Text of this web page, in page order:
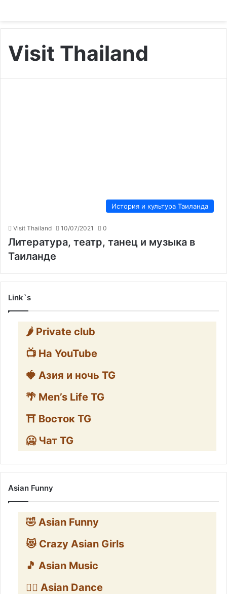
Visit Thailand
История и культура Таиланда
Visit Thailand 10/07/2021 0
Литература, театр, танец и музыка в
Таиланде
Link`s
🌶️ Private club
📺 На YouTube
🍓 Азия и ночь TG
🌴 Men’s Life TG
⛩️ Восток TG
🥶 Чат TG
Asian Funny
🤣 Asian Funny
😻 Crazy Asian Girls
🎵 Asian Music
👯‍♀️ Asian Dance